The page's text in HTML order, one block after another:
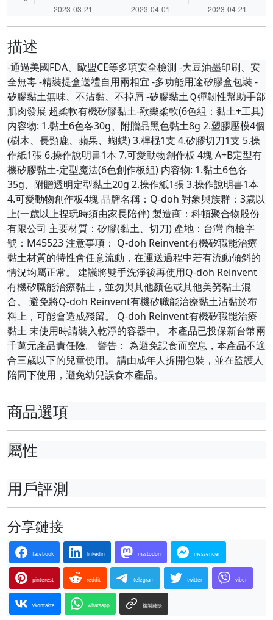
描述
-通過美國FDA、歐盟CE等多項安全檢測 -大豆油墨印刷、安
全無毒 -精裝提盒送禮自用兩相宜 -多功能用途矽膠盒包裝 -
矽膠黏土無味、不沾黏、不掉屑 -矽膠黏土Ｑ彈韌性幫助手部
肌肉發展 超柔軟有機矽膠黏土-歡樂柔軟(6色組：黏土+工具)
内容物: 1.黏土6色各30g、附贈品黑色黏土8g 2.塑膠壓模4個
(樹木、長頸鹿、蘋果、蝴蝶) 3.桿棍1支 4.矽膠切刀1支 5.操
作紙1張 6.操作說明書1本 7.可愛動物創作板 4塊 A+B定型有
機矽膠黏土-定型魔法(6色創作板組) 内容物: 1.黏土6色各
35g、附贈透明定型黏土20g 2.操作紙1張 3.操作說明書1本
4.可愛動物創作板4塊 品牌名稱：Q-doh 對象與族群：3歲以
上(一歲以上捏玩時須由家長陪伴) 製造商：科頓聚合物股份
有限公司 主要材質：矽膠(黏土、切刀) 產地：台灣 商檢字
號：M45523 注意事項： Q-doh Reinvent有機矽職能治療
黏土材質的特性會任意流動，在運送過程中若有流動傾斜的
情況均屬正常。 建議將雙手洗淨後再使用Q-doh Reinvent
有機矽職能治療黏土，並勿與其他顏色或其他美勞黏土混
合。 避免將Q-doh Reinvent有機矽職能治療黏土沾黏於布
料上，可能會造成殘留。 Q-doh Reinvent有機矽職能治療
黏土 未使用時請裝入乾淨的容器中。 本產品已投保新台幣兩
千萬元產品責任險。 警告： 為避免誤食而窒息，本產品不適
合三歲以下的兒童使用。 請由成年人拆開包裝，並在監護人
陪同下使用，避免幼兒誤食本產品。
商品選項
屬性
用戶評測
分享鏈接
facebook linkedin mastodon messenger
pinterest reddit telegram twitter viber
vkontakte whatsapp 複製鏈接